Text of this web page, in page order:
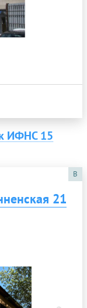
ИФНС 15
B
21